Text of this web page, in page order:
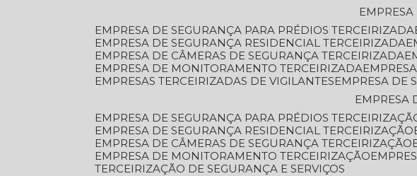
EMPRESA DE SEGURANÇA PARA PRÉDIOS TERCEIRIZADA
EMPRESA DE SEGURANÇA RESIDENCIAL TERCEIRIZADA
EMPRESA DE CÂMERAS DE SEGURANÇA TERCEIRIZADA
EMPRESA DE MONITORAMENTO TERCEIRIZADA
EMPRESAS TERCEIRIZADAS DE VIGILANTES
EMPRESA
EMPRESA DE SEGURANÇA PARA PRÉDIOS
EMPRESA DE SEGURANÇA RESIDENCIAL TERCEIRIZAÇÃO
EMPRESA DE CÂMERAS DE SEGURANÇA TERCEIRIZAÇÃO
EMPRESA DE MONITORAMENTO TERCEIRIZAÇÃO
TERCEIRIZAÇÃO DE SEGURANÇA E SERVIÇOS